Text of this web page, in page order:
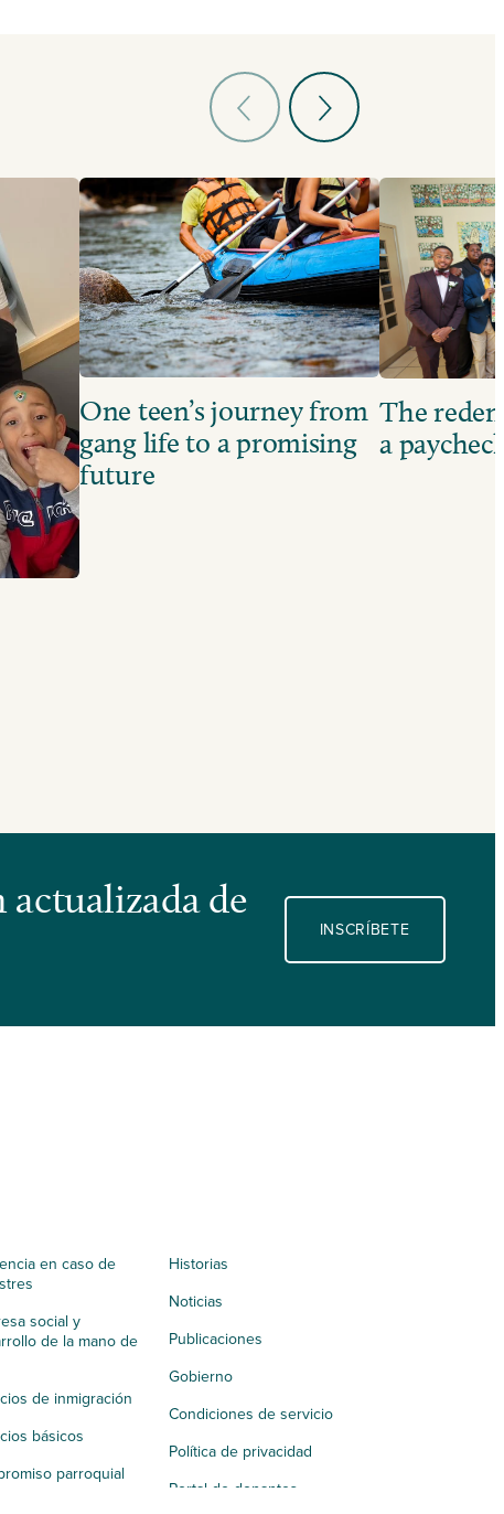
One teen’s journey from
gang life to a promising
future
The
a
de
INSCRÍBETE
en caso de
social y
de la mano de
de inmigración
básicos
parroquial
Historias
Noticias
Publicaciones
Gobierno
Condiciones de servicio
Política de privacidad
Portal de donantes